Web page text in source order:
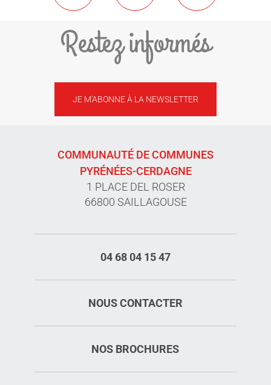
Restez informés
JE M'ABONNE À LA NEWSLETTER
COMMUNAUTÉ DE COMMUNES
PYRÉNÉES-CERDAGNE
1 PLACE DEL ROSER
66800 SAILLAGOUSE
04 68 04 15 47
NOUS CONTACTER
NOS BROCHURES